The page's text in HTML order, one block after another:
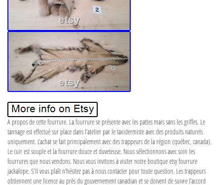
A propos de cette fourrure. La fourrure se présente avec les pattes mais sans les griffes. Le
tannage est effectué sur place dans l’atelier par le taxidermiste avec des produits naturels
uniquement. L’achat se fait principalement avec des trappeurs de la région (québec, canada).
Le cuir est souple et la fourrure douce et duveteuse. Nous sélectionnons avec soin les
fourrures que nous vendons. Nous vous invitons à visiter notre boutique etsy fourrure
jackalope. S’il vous plaît n’hésitez pas à nous contacter pour toute question. Les trappeurs
obtiennent une licence au près du gouvernement canadian et se doivent de suivre l’accord